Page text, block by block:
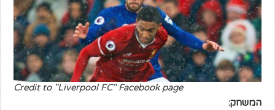
Credit to "Liverpool FC" Facebook page
המשחק: